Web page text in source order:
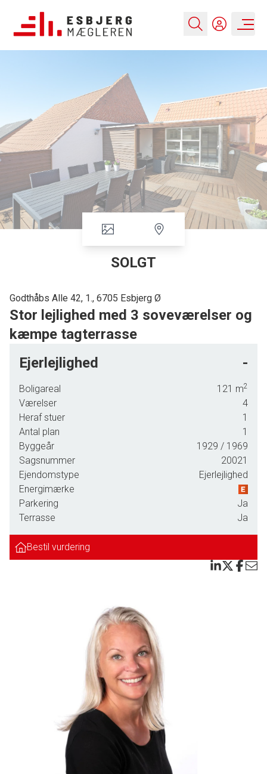
SOLGT
Godthåbs Alle 42, 1., 6705 Esbjerg Ø
Stor lejlighed med 3 soveværelser og
kæmpe tagterrasse
tagterrasse
Dette er en sjældent udbudt lejlighed, og med kun ca. 2 km til Torvet i
Esbjerg.
Indeholder følgende:
Indgang med garderobeplads, samt opgang til lejligheden. Flot hvidt køkken
lysindfald, god spiseplads, samt udgang til den skønneste store tagterrasse-
hvor der både er plads til solsenge, stort havebord osv. så her kan
sommerdagene og grillaftnerne nydes i fulde drag.
ekstra værelse, som enten kan bruges som skabsværelse, eller
Den anden ejerlejlighed er en butik, og man er således helt ugeneret om
aftenen, idet man således er næsten alene i ejendommen.
DENNE LEJLIGHED MED DENNE FANTASTISKE TERRASSE SKAL
Ejerlejlighed -
Boligareal 121 m2
Værelser
4
Heraf stuer
1
Antal plan
1
Byggeår
1929 / 1969
Sagsnummer
20021
Ejendomstype
Ejerlejlighed
Energimærke
Parkering
Ja
Terrasse
Ja
Bestil vurdering